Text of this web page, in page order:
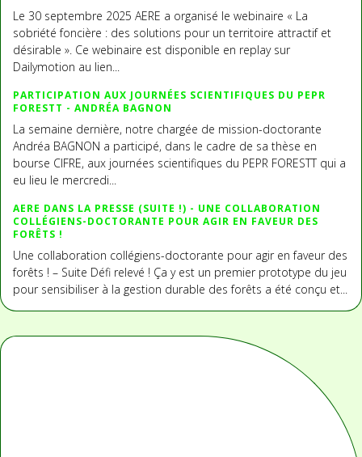
Le 30 septembre 2025 AERE a organisé le webinaire « La
sobriété foncière : des solutions pour un territoire attractif et
désirable ». Ce webinaire est disponible en replay sur
Dailymotion au lien...
PARTICIPATION AUX JOURNÉES SCIENTIFIQUES DU PEPR
FORESTT - ANDRÉA BAGNON
La semaine dernière, notre chargée de mission-doctorante
Andréa BAGNON a participé, dans le cadre de sa thèse en
bourse CIFRE, aux journées scientifiques du PEPR FORESTT qui a
eu lieu le mercredi...
AERE DANS LA PRESSE (SUITE !) - UNE COLLABORATION
COLLÉGIENS-DOCTORANTE POUR AGIR EN FAVEUR DES
FORÊTS !
Une collaboration collégiens-doctorante pour agir en faveur des
forêts ! – Suite Défi relevé ! Ça y est un premier prototype du jeu
pour sensibiliser à la gestion durable des forêts a été conçu et...